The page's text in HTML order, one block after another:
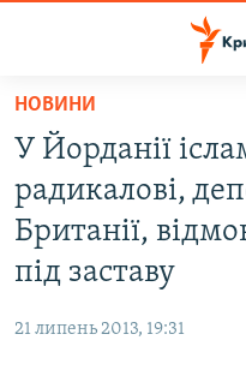
Перейти
основного
матеріалу
Перейти
до
основної
Перейти
НОВИНИ
ВОДА.КРИМ
ВІДЕО ТА ФОТО
ПОЛІТИКА
НОВИНИ
У Йорданії
радикалові,
Британії,
під заставу
21 липень 2013, 19:31